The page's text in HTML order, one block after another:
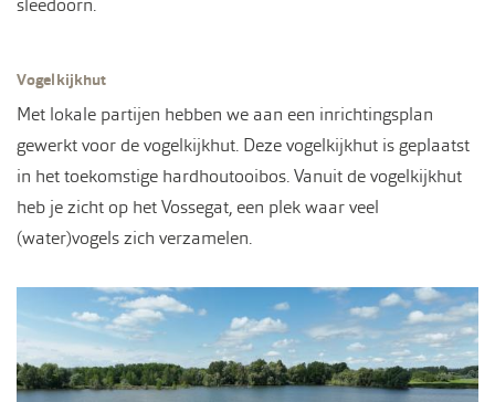
sleedoorn.
Vogelkijkhut
Met lokale partijen hebben we aan een inrichtingsplan
gewerkt voor de vogelkijkhut. Deze vogelkijkhut is geplaatst
in het toekomstige hardhoutooibos. Vanuit de vogelkijkhut
heb je zicht op het Vossegat, een plek waar veel
(water)vogels zich verzamelen.